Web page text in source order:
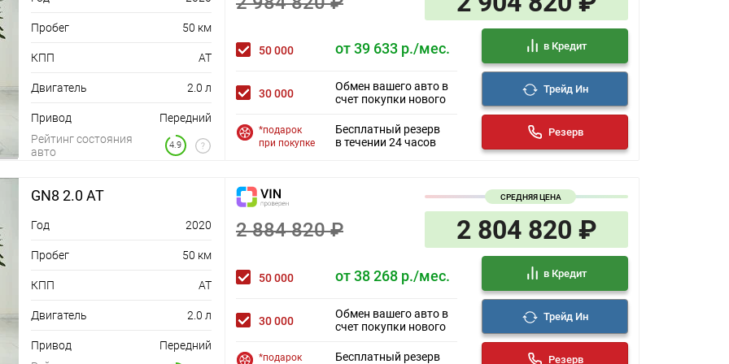
для смартфона
автомобилем
с ЖК-экраном
(USB)
огни
зеркало заднего вида
дальним светом
зеркал
стекла
Пробег 50 км
КПП AT
Двигатель 2.0 л
Привод
Передний
Рейтинг состояния
авто
4.9
50 000 от 39 633 р./мес. в Кредит
30 000
Обмен вашего авто в
счет покупки нового
Трейд Ин
*подарок
при покупке
Бесплатный резерв
в течении 24 часов
Резерв
GN8 2.0 AT
Год 2020
Пробег 50 км
КПП AT
Двигатель 2.0 л
Привод
Передний
СРЕДНЯЯ ЦЕНА
2 884 820 ₽ 2 804 820 ₽
50 000 от 38 268 р./мес. в Кредит
30 000
Обмен вашего авто в
счет покупки нового
Трейд Ин
*подарок
Бесплатный резерв
Резерв